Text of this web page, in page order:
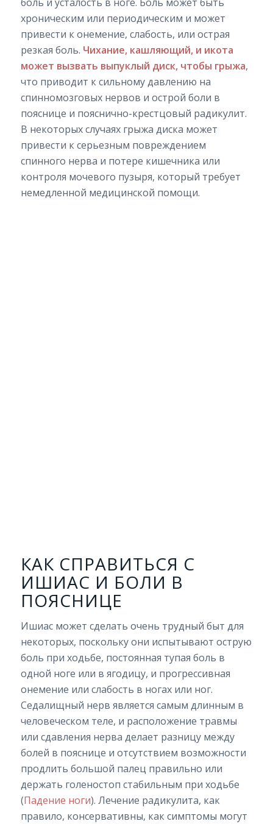
хроническим или периодическим и может
привести к онемение, слабость, или острая
резкая боль. Чихание, кашляющий, и икота
может вызвать выпуклый диск, чтобы грыжа,
что приводит к сильному давлению на
спинномозговых нервов и острой боли в
пояснице и пояснично-крестцовый радикулит.
В некоторых случаях грыжа диска может
привести к серьезным повреждением
спинного нерва и потере кишечника или
контроля мочевого пузыря, который требует
немедленной медицинской помощи.
КАК СПРАВИТЬСЯ С
ИШИАС И БОЛИ В
ПОЯСНИЦЕ
Ишиас может сделать очень трудный быт для
некоторых, поскольку они испытывают острую
боль при ходьбе, постоянная тупая боль в
одной ноге или в ягодицу, и прогрессивная
онемение или слабость в ногах или ног.
Седалищный нерв является самым длинным в
человеческом теле, и расположение травмы
или сдавления нерва делает разницу между
болей в пояснице и отсутствием возможности
продлить большой палец правильно или
держать голеностоп стабильным при ходьбе
(Падение ноги). Лечение радикулита, как
правило, консервативны, как симптомы могут